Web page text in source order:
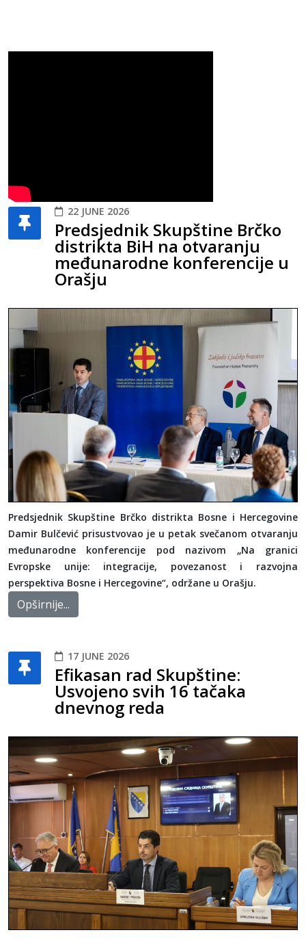
22 JUNE 2026
Predsjednik Skupštine Brčko
distrikta BiH na otvaranju
međunarodne konferencije u
Orašju
Predsjednik Skupštine Brčko distrikta Bosne i Hercegovine
Damir Bulčević prisustvovao je u petak svečanom otvaranju
međunarodne konferencije pod nazivom „Na granici
Evropske unije: integracije, povezanost i razvojna
perspektiva Bosne i Hercegovine“, održane u Orašju.
Opširnije...
17 JUNE 2026
Efikasan rad Skupštine:
Usvojeno svih 16 tačaka
dnevnog reda